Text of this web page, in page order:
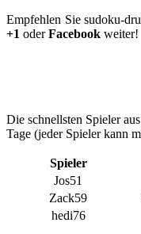
Empfehlen Sie sudoku-
+1 oderFacebook weiter!
Die schnellsten Spieler
Tage (jeder Spieler kann
Spieler
Jos51
Zack59
hedi76